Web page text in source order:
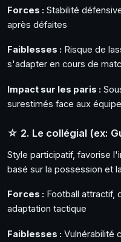
Forces : Stabilité
après défaites
Faiblesses : Risque de
s'adapter en cours de
Impact sur les paris :
surestimés face aux
☆ 2. Le collégial (ex:
Style participatif, favorise
basé sur la possession et
Forces : Football attractif,
adaptation tactique
Faiblesses : Vulnérabilité